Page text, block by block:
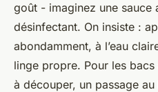
goût - imaginez une sauce
désinfectant. On insiste :
abondamment, à l’eau
linge propre. Pour les
à découper, un passage